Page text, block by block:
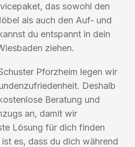
das sowohl den
als auch den Auf- und
du entspannt in dein
ziehen.
Pforzheim legen wir
Deshalb
Beratung und
an, damit wir
Lösung für dich finden
es, dass du dich während